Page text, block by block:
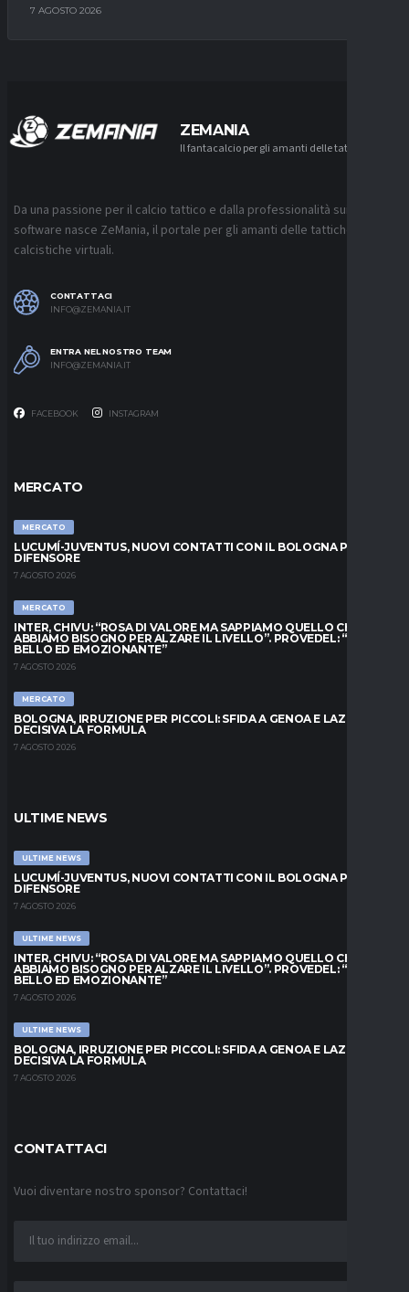
7 AGOSTO 2026
ZEMANIA
Il fantacalcio per gli amanti delle tattiche
Da una passione per il calcio tattico e dalla professionalità sui
software nasce ZeMania, il portale per gli amanti delle tattiche
calcistiche virtuali.
CONTATTACI
INFO@ZEMANIA.IT
ENTRA NEL NOSTRO TEAM
INFO@ZEMANIA.IT
FACEBOOK INSTAGRAM
MERCATO
MERCATO
LUCUMÍ-JUVENTUS, NUOVI CONTATTI CON IL BOLOGNA PER IL
DIFENSORE
7 AGOSTO 2026
MERCATO
INTER, CHIVU: “ROSA DI VALORE MA SAPPIAMO QUELLO CHE
ABBIAMO BISOGNO PER ALZARE IL LIVELLO”. PROVEDEL: “MESE
BELLO ED EMOZIONANTE”
7 AGOSTO 2026
MERCATO
BOLOGNA, IRRUZIONE PER PICCOLI: SFIDA A GENOA E LAZIO,
DECISIVA LA FORMULA
7 AGOSTO 2026
ULTIME NEWS
ULTIME NEWS
LUCUMÍ-JUVENTUS, NUOVI CONTATTI CON IL BOLOGNA PER IL
DIFENSORE
7 AGOSTO 2026
ULTIME NEWS
INTER, CHIVU: “ROSA DI VALORE MA SAPPIAMO QUELLO CHE
ABBIAMO BISOGNO PER ALZARE IL LIVELLO”. PROVEDEL: “MESE
BELLO ED EMOZIONANTE”
7 AGOSTO 2026
ULTIME NEWS
BOLOGNA, IRRUZIONE PER PICCOLI: SFIDA A GENOA E LAZIO,
DECISIVA LA FORMULA
7 AGOSTO 2026
CONTATTACI
Vuoi diventare nostro sponsor? Contattaci!